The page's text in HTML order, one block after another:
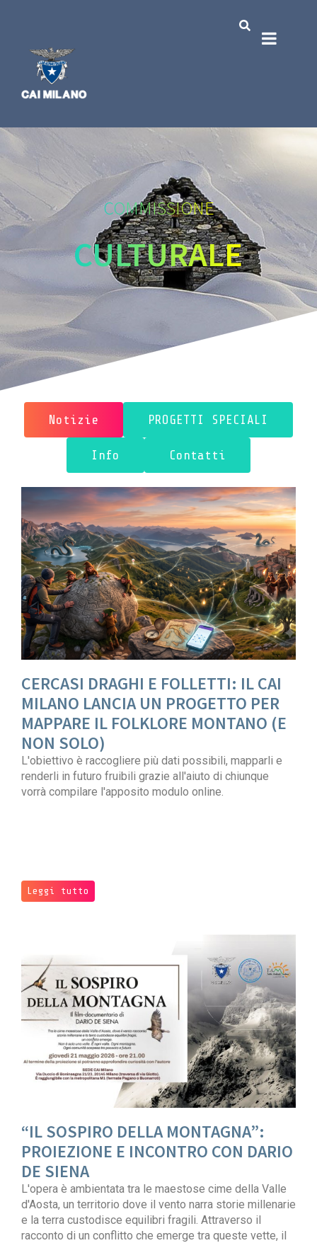
COMMISSIONE
CULTURALE
Notizie PROGETTI SPECIALI
Info Contatti
CERCASI DRAGHI E FOLLETTI: IL CAI
MILANO LANCIA UN PROGETTO PER
MAPPARE IL FOLKLORE MONTANO (E
NON SOLO)
L'obiettivo è raccogliere più dati possibili, mapparli e
renderli in futuro fruibili grazie all'aiuto di chiunque
vorrà compilare l'apposito modulo online.
Leggi tutto
“IL SOSPIRO DELLA MONTAGNA”:
PROIEZIONE E INCONTRO CON DARIO
DE SIENA
L'opera è ambientata tra le maestose cime della Valle
d'Aosta, un territorio dove il vento narra storie millenarie
e la terra custodisce equilibri fragili. Attraverso il
racconto di un conflitto che emerge tra queste vette, il